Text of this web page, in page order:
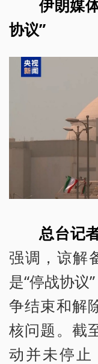
伊朗媒
协议”
总台记
强调，谅解
是“停战协议
争结束和解
核问题。截
动并未停